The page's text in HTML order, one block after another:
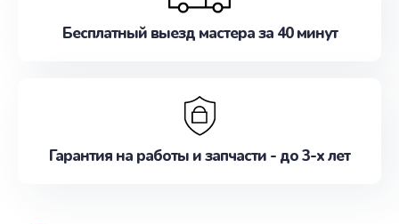
Бесплатный выезд мастера за 40 минут
Гарантия на работы и запчасти - до 3-х лет